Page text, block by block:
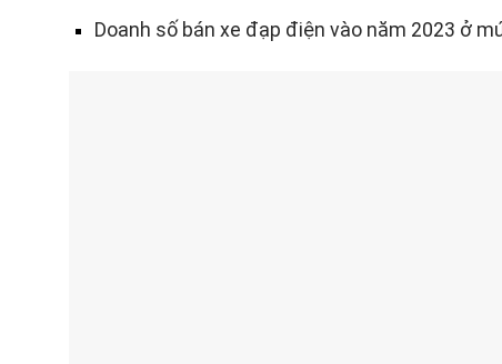
Doanh số bán xe đạp điện vào năm 2023 ở